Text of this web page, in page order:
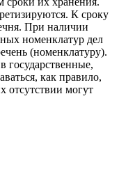
К сроку
При наличии
номенклатур дел
(номенклатуру).
государственные,
как правило,
отсутствии могут